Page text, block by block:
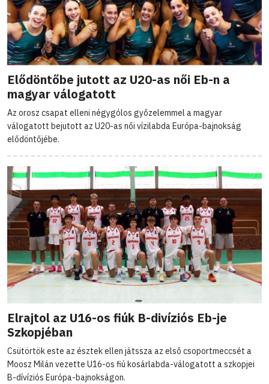
Elődöntőbe jutott az U20-as női Eb-n a
magyar válogatott
Az orosz csapat elleni négygólos győzelemmel a magyar
válogatott bejutott az U20-as női vízilabda Európa-bajnokság
elődöntőjébe.
Elrajtol az U16-os fiúk B-divíziós Eb-je
Szkopjéban
Csütörtök este az észtek ellen játssza az első csoportmeccsét a
Moosz Milán vezette U16-os fiú kosárlabda-válogatott a szkopjei
B-dívíziós Európa-bajnokságon.